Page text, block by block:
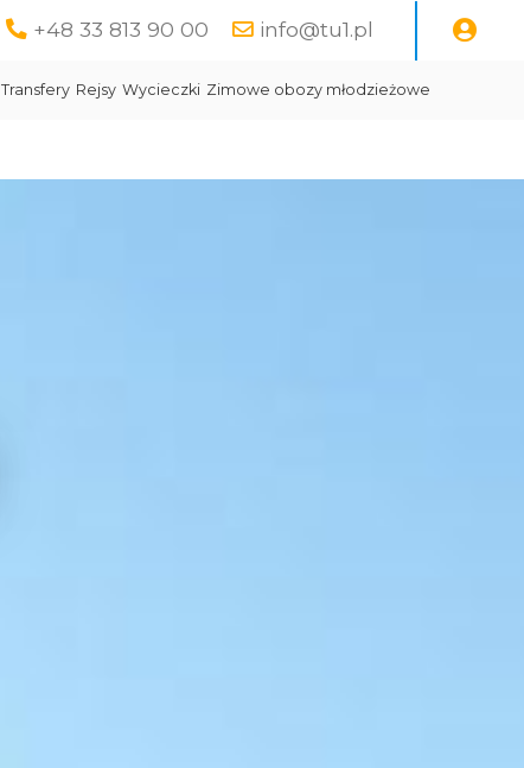
+48 33 813 90 00 info@tu1.pl
Transfery Rejsy Wycieczki Zimowe obozy młodzieżowe